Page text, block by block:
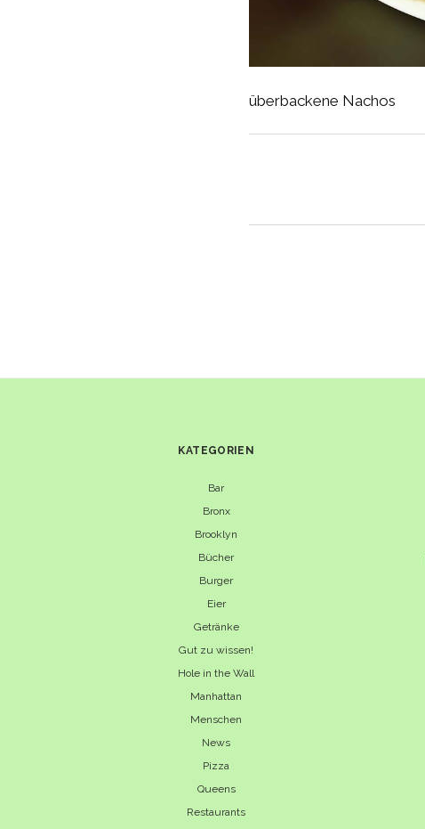
überbackene Nachos
KATEGORIEN
Bar
Bronx
Brooklyn
Bücher
Burger
Eier
Getränke
Gut zu wissen!
Hole in the Wall
Manhattan
Menschen
News
Pizza
Queens
Restaurants